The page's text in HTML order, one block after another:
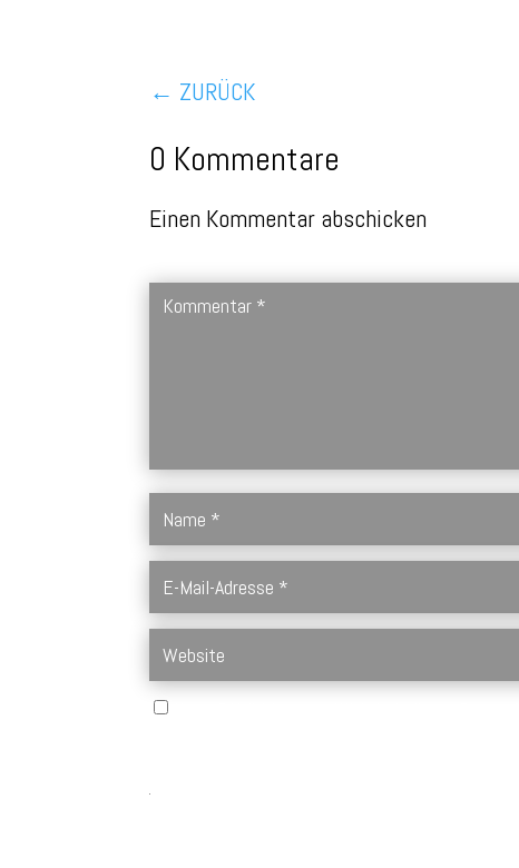
← ZURÜCK
0 Kommentare
Einen Kommentar abschicken